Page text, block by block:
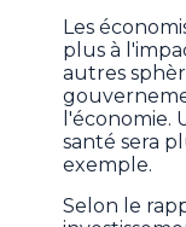
Les
plus à
autres
l'économie.
santé sera
exemple.
Selon le